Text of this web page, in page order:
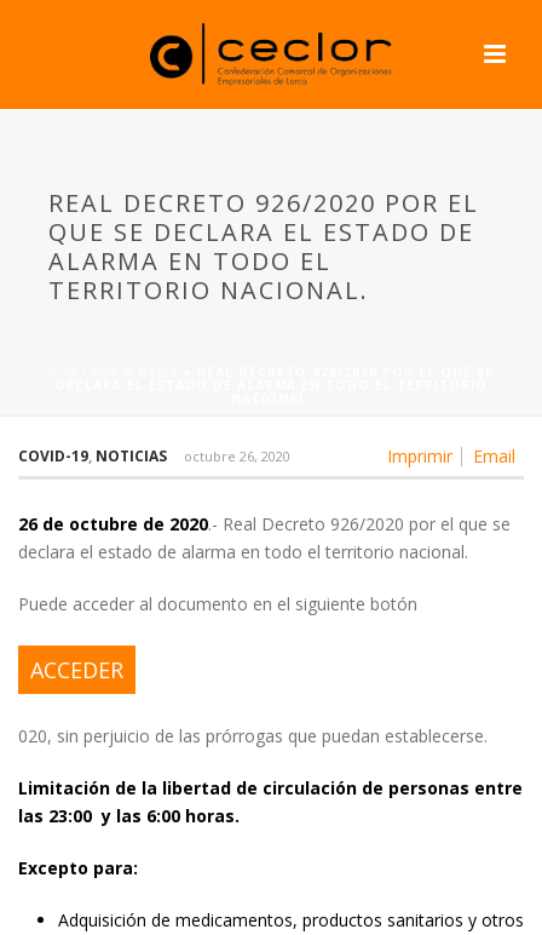
REAL DECRETO 926/2020 POR EL
QUE SE DECLARA EL ESTADO DE
ALARMA EN TODO EL
TERRITORIO NACIONAL.
Imprimir Email
COVID-19, NOTICIAS octubre 26, 2020
26 de octubre de 2020.- Real Decreto 926/2020 por el que se
declara el estado de alarma en todo el territorio nacional.
Puede acceder al documento en el siguiente botón
ACCEDER
020, sin perjuicio de las prórrogas que puedan establecerse.
Limitación de la libertad de circulación de personas entre
las 23:00 y las 6:00 horas.
Excepto para:
Adquisición de medicamentos, productos sanitarios y otros